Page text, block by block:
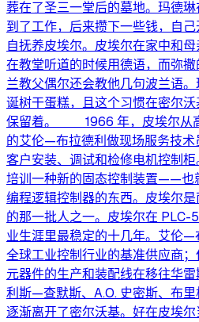
葬在了圣三一堂后的墓地。玛德
到了工作，后来攒下一些钱，自
自抚养皮埃尔。皮埃尔在家中和母
在教堂听道的时候用德语，而弥
兰教父偶尔还会教他几句波兰语
诞树干蛋糕，且这个习惯在密尔
保留着。 1966 年，皮埃尔从
的艾伦—布拉德利做现场服务技
客户安装、调试和检修电机控制
培训一种新的固态控制装置——也
编程逻辑控制器的东西。皮埃尔
的那一批人之一。皮埃尔在 PLC-
业生涯里最稳定的十几年。艾伦
全球工业控制行业的基准供应商；
元器件的生产和装配线在移往华
利斯—查默斯、A.O. 史密斯、布
逐渐离开了密尔沃基。好在皮埃